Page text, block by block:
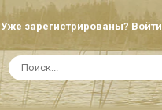
Уже зарегистрированы? Войти